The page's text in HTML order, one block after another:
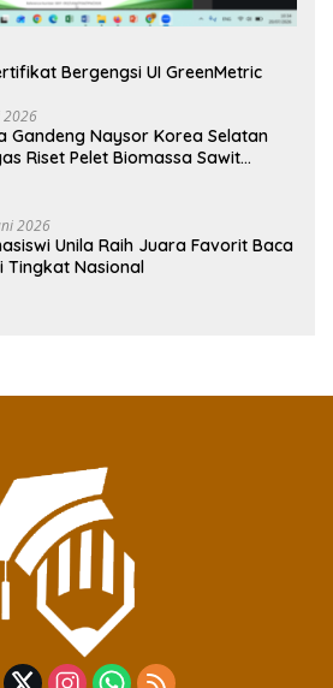
Bergengsi UI GreenMetric
2026
Gandeng Naysor Korea Selatan
Riset Pelet Biomassa Sawit
2026
Unila Raih Juara Favorit Baca
Tingkat Nasional